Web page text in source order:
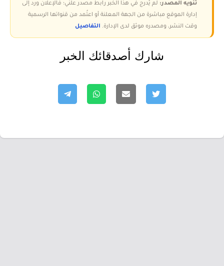
تنويه المصدر: لم يُدرج في هذا الخبر رابط مصدر علني؛ فالإعلان ورد إلى
إدارة الموقع مباشرة من الجهة المعلنة أو اعتُمد من قنواتها الرسمية
وقت النشر، ومصدره موثق لدى الإدارة. التفاصيل
شارك أصدقائك الخبر